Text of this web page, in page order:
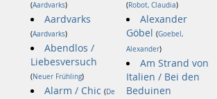
(Aardvarks)
Aardvarks
(Aardvarks)
Abendlos /
Liebesversuch
(Neuer Frühling)
Alarm / Chic (De
(Robot, Claudia)
Alexander
Göbel (Goebel,
Alexander)
Am Strand von
Italien / Bei den
Beduinen